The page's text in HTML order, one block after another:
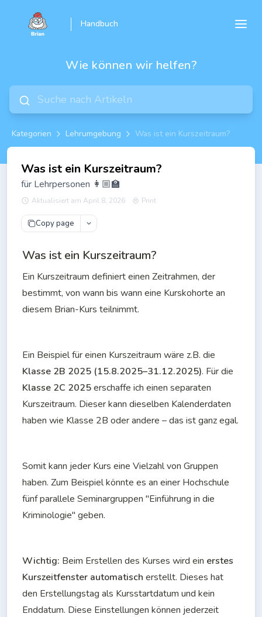
Handbuch
Wie können wir helfen?
Kategorien Lehrumgebung Was ist ein Kurszeitraum?
Was ist ein Kurszeitraum?
für Lehrpersonen 👩🏼‍🏫
Aktualisiert am April 8, 2026 Print
Copy page
Was ist ein Kurszeitraum?
Ein Kurszeitraum definiert einen Zeitrahmen, der
bestimmt, von wann bis wann eine Kurskohorte an
diesem Brian-Kurs teilnimmt.
Klasse 2B 2025 (15.8.2025–31.12.2025)
Klasse 2C 2025 erschaffe ich einen separaten
Kurszeitraum. Dieser kann dieselben Kalenderdaten
haben wie Klasse 2B oder andere – das ist ganz egal.
Somit kann jeder Kurs eine Vielzahl von Gruppen
haben. Zum Beispiel könnte es an einer Hochschule
fünf parallele Seminargruppen "Einführung in die
Kriminologie" geben.
Wichtig: Beim Erstellen des Kurses wird ein erstes
Kurszeitfenster automatisch erstellt. Dieses hat
den Erstellungstag als Kursstartdatum und kein
Enddatum. Diese Einstellungen können jederzeit